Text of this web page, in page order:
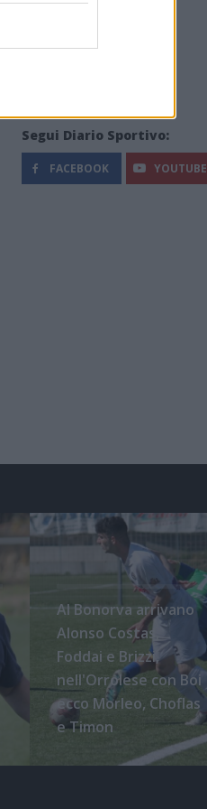
Segui Diario Sportivo:
FACEBOOK YOUTUBE
Al Bonorva arrivano
Alonso Costas,
Foddai e Brizzi,
nell'Orrolese con Boi
ecco Morleo, Choflas
e Timon